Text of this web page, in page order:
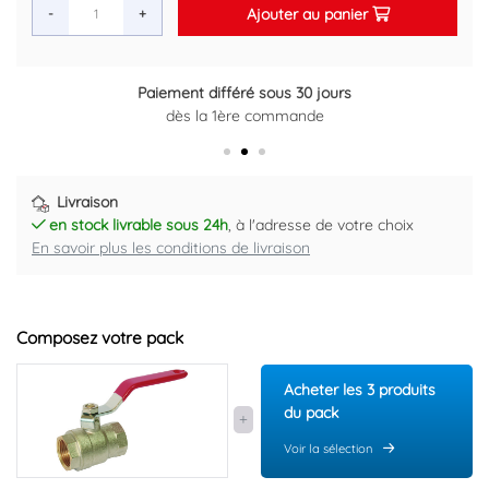
- + Ajouter au panier
Paiement différé sous 30 jours
dès la 1ère commande
Livraison
en stock livrable sous 24h, à l'adresse de votre choix
En savoir plus les conditions de livraison
Composez votre pack
Acheter les 3 produits
du pack
Voir la sélection